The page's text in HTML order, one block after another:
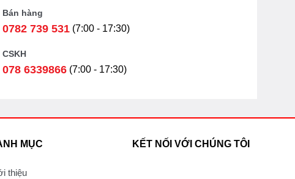
Bán hàng
0782 739 531 (7:00 - 17:30)
CSKH
078 6339866 (7:00 - 17:30)
MỤC
thiệu
KẾT NỐI VỚI CHÚNG TÔI